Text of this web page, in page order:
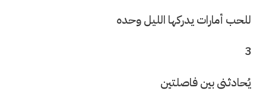
للحب أمارات يدركها الليل وحده
3
يُحادثنى بين فاصلتين